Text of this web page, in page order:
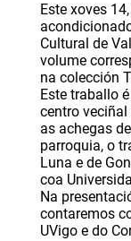
Este xoves
Cultural de
volume
na colección
Este traballo
centro
as achegas
parroquia, o
Luna e de
coa
Na
contaremos
UVigo e do